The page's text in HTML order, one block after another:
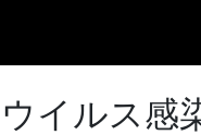
イルス感